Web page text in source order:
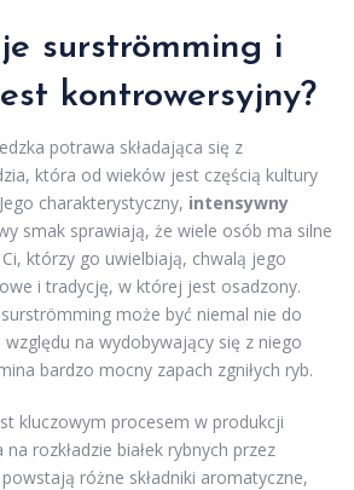
surströmming i
kontrowersyjny?
potrawa składająca się z
która od wieków jest częścią kultury
charakterystyczny, intensywny
smak sprawiają, że wiele osób ma silne
którzy go uwielbiają, chwalą jego
i tradycję, w której jest osadzony.
może być niemal nie do
względu na wydobywający się z niego
bardzo mocny zapach zgniłych ryb.
kluczowym procesem w produkcji
rozkładzie białek rybnych przez
różne składniki aromatyczne,